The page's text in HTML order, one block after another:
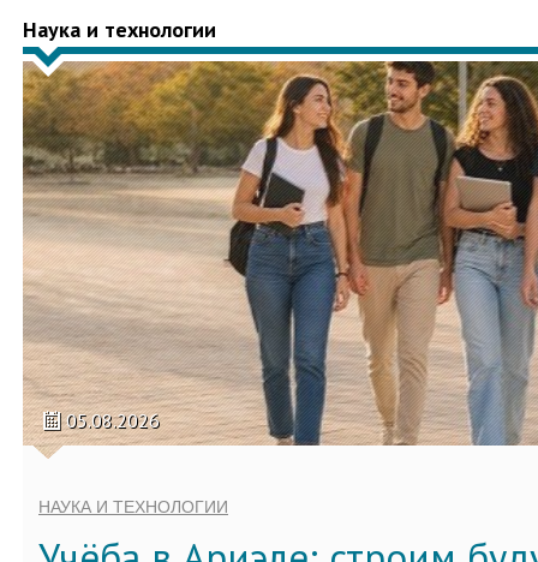
Наука и технологии
05.08.2026
НАУКА И ТЕХНОЛОГИИ